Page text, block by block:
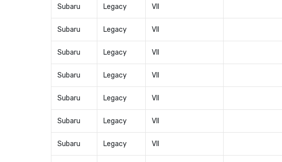
Subaru Legacy VII
Subaru Legacy VII
Subaru Legacy VII
Subaru Legacy VII
Subaru Legacy VII
Subaru Legacy VII
Subaru Legacy VII